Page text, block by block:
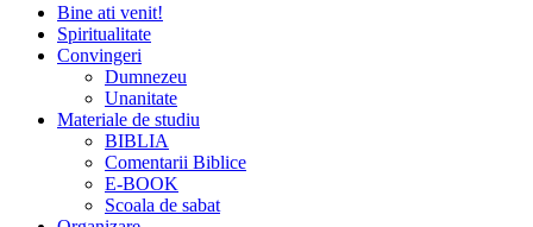
Bine ati venit!
Spiritualitate
Convingeri
Dumnezeu
Unanitate
Materiale de studiu
BIBLIA
Comentarii Biblice
E-BOOK
Scoala de sabat